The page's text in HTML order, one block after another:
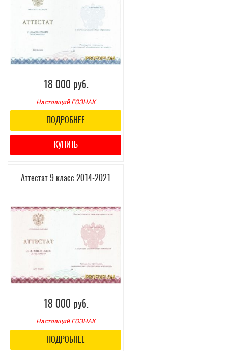
18 000 руб.
Настоящий ГОЗНАК
ПОДРОБНЕЕ
КУПИТЬ
Аттестат 9 класс 2014-2021
18 000 руб.
Настоящий ГОЗНАК
ПОДРОБНЕЕ